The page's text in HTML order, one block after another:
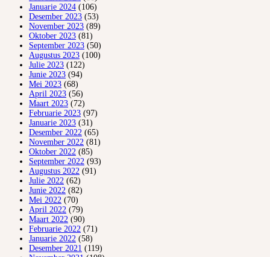
Januarie 2024 (106)
Desember 2023 (53)
November 2023 (89)
Oktober 2023 (81)
September 2023 (50)
Augustus 2023 (100)
Julie 2023 (122)
Junie 2023 (94)
Mei 2023 (68)
April 2023 (56)
Maart 2023 (72)
Februarie 2023 (97)
Januarie 2023 (31)
Desember 2022 (65)
November 2022 (81)
Oktober 2022 (85)
September 2022 (93)
Augustus 2022 (91)
Julie 2022 (62)
Junie 2022 (82)
Mei 2022 (70)
April 2022 (79)
Maart 2022 (90)
Februarie 2022 (71)
Januarie 2022 (58)
Desember 2021 (119)